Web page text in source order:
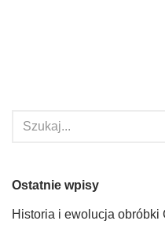
Ostatnie wpisy
Historia i ewolucja obróbki